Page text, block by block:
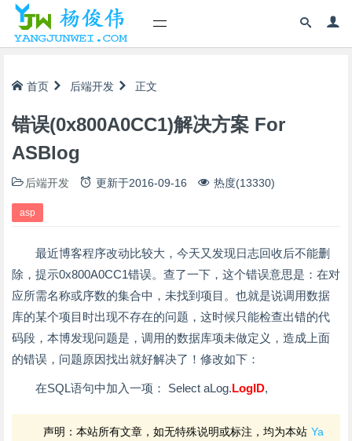
首页 后端开发 正文
错误(0x800A0CC1)解决方案 For
ASBlog
后端开发 更新于2016-09-16 热度(13330)
asp
最近博客程序改动比较大，今天又发现日志回收后不能删
除，提示0x800A0CC1错误。查了一下，这个错误意思是：在对
应所需名称或序数的集合中，未找到项目。也就是说调用数据
库的某个项目时出现不存在的问题，这时候只能检查出错的代
码段，本博发现问题是，调用的数据库项未做定义，造成上面
的错误，问题原因找出就好解决了！修改如下：
在SQL语句中加入一项： Select aLog.LogID,
声明：本站所有文章，如无特殊说明或标注，均为本站 Ya